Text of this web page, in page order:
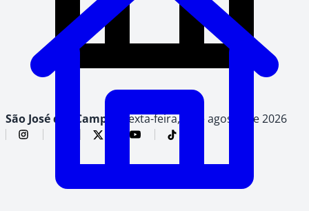
São José dos Campos, sexta-feira, 7 de agosto de 2026